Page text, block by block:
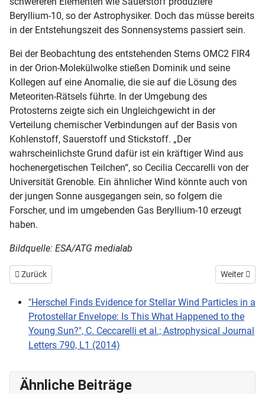
Beryllium-10, so der Astrophysiker. Doch das müsse bereits
in der Entstehungszeit des Sonnensystems passiert sein.
Bei der Beobachtung des entstehenden Sterns OMC2 FIR4
in der Orion-Molekülwolke stießen Dominik und seine
Kollegen auf eine Anomalie, die sie auf die Lösung des
Meteoriten-Rätsels führte. In der Umgebung des
Protosterns zeigte sich ein Ungleichgewicht in der
Verteilung chemischer Verbindungen auf der Basis von
Kohlenstoff, Sauerstoff und Stickstoff. „Der
wahrscheinlichste Grund dafür ist ein kräftiger Wind aus
hochenergetischen Teilchen“, so Cecilia Ceccarelli von der
Universität Grenoble. Ein ähnlicher Wind könnte auch von
der jungen Sonne ausgegangen sein, so folgern die
Forscher, und im umgebenden Gas Beryllium-10 erzeugt
haben.
Bildquelle: ESA/ATG medialab
Vorheriger Beitrag: Blick in die Geburtswehen von Sternen
Zurück Nächster
Weiter
"Herschel Finds Evidence for Stellar Wind Particles in a
Protostellar Envelope: Is This What Happened to the
Young Sun?", C. Ceccarelli et al.; Astrophysical Journal
Letters 790, L1 (2014)
Ähnliche Beiträge